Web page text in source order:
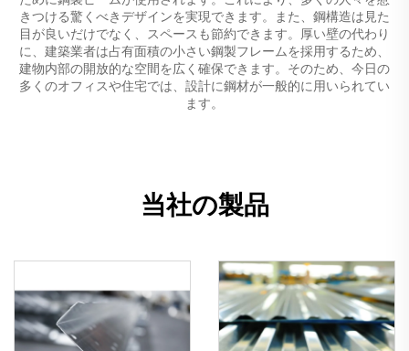
きつける驚くべきデザインを実現できます。また、鋼構造は見た
目が良いだけでなく、スペースも節約できます。厚い壁の代わり
に、建築業者は占有面積の小さい鋼製フレームを採用するため、
建物内部の開放的な空間を広く確保できます。そのため、今日の
多くのオフィスや住宅では、設計に鋼材が一般的に用いられてい
ます。
当社の製品